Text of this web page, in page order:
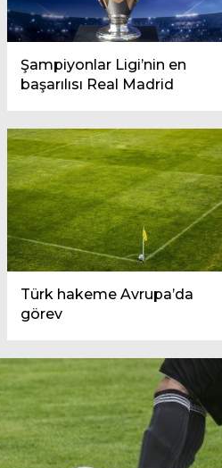
Şampiyonlar Ligi’nin en
başarılısı Real Madrid
Türk hakeme Avrupa’da
görev